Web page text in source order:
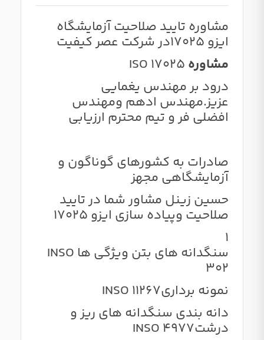
مشاوره تایید صلاحیت آزمایشگاه
ایزو 17025در شرکت عصر کیفیت
مشاوره
درود بر مهندس یغمایی
عزیز.مهندس ادهم و‌مهندس
افضلی فر و تیم محترم ارزیابی
صادرات به کشورهای گوناگون و
آزمایشگاهی مجهز
حسین زینل مشاور شما در تایید
صلاحیت و‌پیاده سازی ایزو 17025
1
سنگدانه های بتن ویژگی ها INSO
302
نمونه برداریINSO 11267
دانه بندی سنگدانه های ریز و
درشتINSO 4977